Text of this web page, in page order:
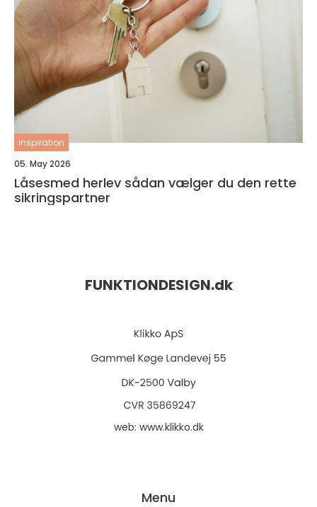
inspiration
05. May 2026
Låsesmed herlev sådan vælger du den rette
sikringspartner
FUNKTIONDESIGN.dk
web: www.klikko.dk
Menu